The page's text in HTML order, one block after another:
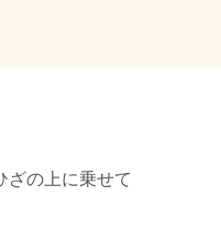
ざの上に乗せて